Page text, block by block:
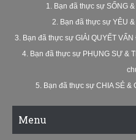
1. Bạn đã thực sự SỐNG
2. Bạn đã thực sự YÊU
3. Bạn đã thực sự GIẢI QUYẾT
4. Bạn đã thực sự PHỤNG SỰ &
5. Bạn đã thực sự CHIA SẺ &
Menu